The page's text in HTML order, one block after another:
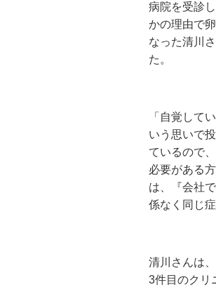
病院を受診
かの理由で
なった清川
た。
「自覚して
いう思いで
ているので
必要がある
は、『会社
係なく同じ
清川さんは
3件目のクリ